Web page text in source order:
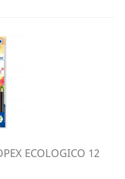
ECOLOGICO 12